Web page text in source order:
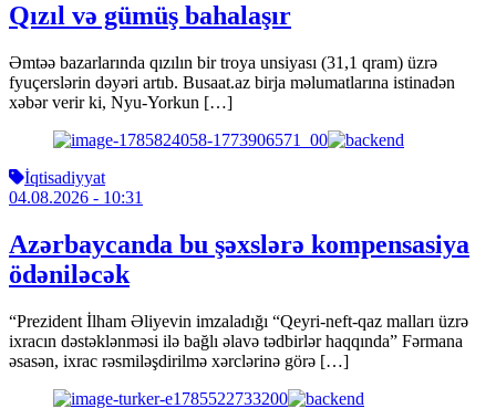
Qızıl və gümüş bahalaşır
Əmtəə bazarlarında qızılın bir troya unsiyası (31,1 qram) üzrə
fyuçerslərin dəyəri artıb. Busaat.az birja məlumatlarına istinadən
xəbər verir ki, Nyu-Yorkun […]
İqtisadiyyat
04.08.2026 - 10:31
Azərbaycanda bu şəxslərə kompensasiya
ödəniləcək
“Prezident İlham Əliyevin imzaladığı “Qeyri-neft-qaz malları üzrə
ixracın dəstəklənməsi ilə bağlı əlavə tədbirlər haqqında” Fərmana
əsasən, ixrac rəsmiləşdirilmə xərclərinə görə […]